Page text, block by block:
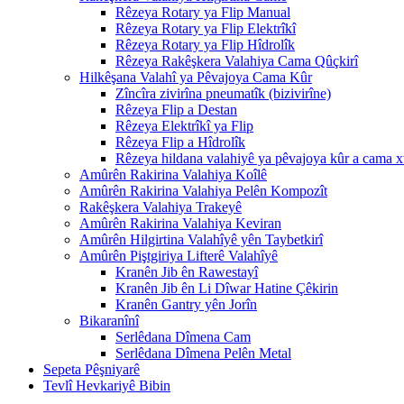
Rêzeya Rotary ya Flip Manual
Rêzeya Rotary ya Flip Elektrîkî
Rêzeya Rotary ya Flip Hîdrolîk
Rêzeya Rakêşkera Valahiya Cama Qûçkirî
Hilkêşana Valahî ya Pêvajoya Cama Kûr
Zîncîra zivirîna pneumatîk (bizivirîne)
Rêzeya Flip a Destan
Rêzeya Elektrîkî ya Flip
Rêzeya Flip a Hîdrolîk
Rêzeya hildana valahiyê ya pêvajoya kûr a cama
Amûrên Rakirina Valahiya Koîlê
Amûrên Rakirina Valahiya Pelên Kompozît
Rakêşkera Valahiya Trakeyê
Amûrên Rakirina Valahiya Keviran
Amûrên Hilgirtina Valahîyê yên Taybetkirî
Amûrên Piştgiriya Lifterê Valahîyê
Kranên Jib ên Rawestayî
Kranên Jib ên Li Dîwar Hatine Çêkirin
Kranên Gantry yên Jorîn
Bikaranînî
Serlêdana Dîmena Cam
Serlêdana Dîmena Pelên Metal
Sepeta Pêşniyarê
Tevlî Hevkariyê Bibin